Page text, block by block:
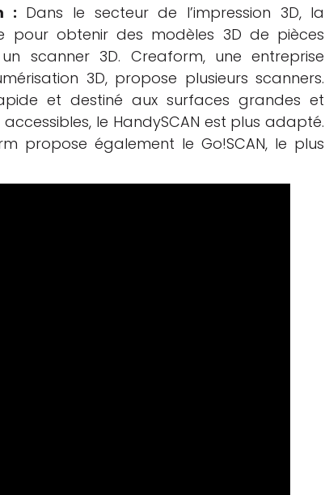
: Dans le secteur de l’impression 3D, la
pour obtenir des modèles 3D de pièces
scanner 3D. Creaform, une entreprise
3D, propose plusieurs scanners.
et destiné aux surfaces grandes et
le HandySCAN est plus adapté.
propose également le Go!SCAN, le plus